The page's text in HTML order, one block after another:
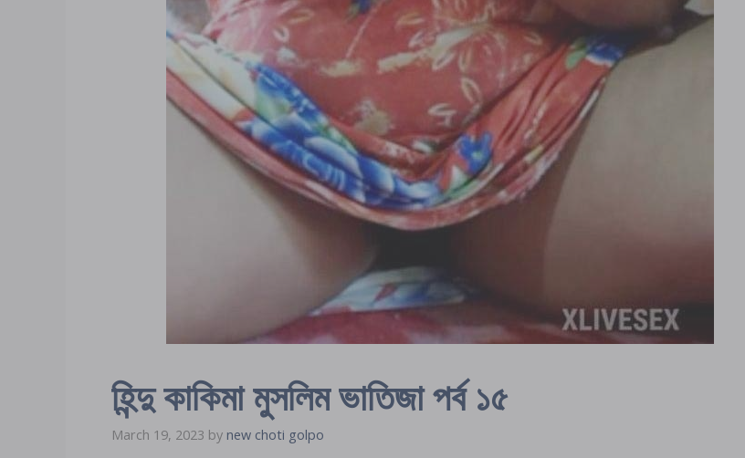
হিন্দু কাকিমা মুসলিম ভাতিজা পর্ব ১৫
March 19, 2023 by new choti golpo